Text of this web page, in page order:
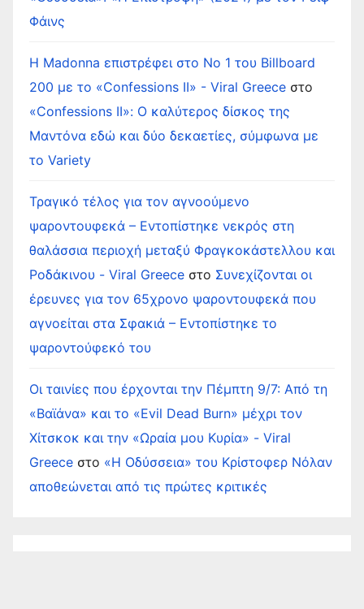
Φάινς
Η Madonna επιστρέφει στο Νο 1 του Billboard
200 με το «Confessions II» - Viral Greece στο
«Confessions II»: Ο καλύτερος δίσκος της
Μαντόνα εδώ και δύο δεκαετίες, σύμφωνα με
το Variety
Τραγικό τέλος για τον αγνοούμενο
ψαροντουφεκά – Εντοπίστηκε νεκρός στη
θαλάσσια περιοχή μεταξύ Φραγκοκάστελλου και
Ροδάκινου - Viral Greece στο Συνεχίζονται οι
έρευνες για τον 65χρονο ψαροντουφεκά που
αγνοείται στα Σφακιά – Εντοπίστηκε το
ψαροντούφεκό του
Οι ταινίες που έρχονται την Πέμπτη 9/7: Από τη
«Βαϊάνα» και το «Evil Dead Burn» μέχρι τον
Χίτσκοκ και την «Ωραία μου Κυρία» - Viral
Greece στο «Η Οδύσσεια» του Κρίστοφερ Νόλαν
αποθεώνεται από τις πρώτες κριτικές